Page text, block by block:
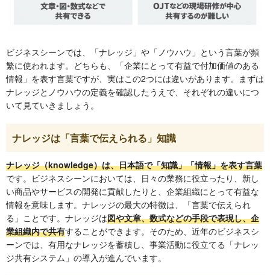
ビジネスシーンでは、「ナレッジ」や「ノウハウ」という言葉が頻
繁に使われます。どちらも、「企業にとって有益で付加価値のある
情報」を表す言葉ですが、実はこの2つには違いがあります。まずは
ナレッジとノウハウの定義を確認したうえで、それぞれの違いにつ
いて見ていきましょう。
ナレッジは「言葉で伝えられる」知識
ナレッジ（knowledge）は、日本語で「知識」「情報」を表す言葉
です。ビジネスシーンにおいては、日々の業務に役立ったり、新し
い商品やサービスの開発に貢献したりと、企業組織にとって有益な
情報を意味します。ナレッジの最大の特徴は、「言葉で伝えられ
る」ことです。ナレッジは図や文章、数式などの手段で表現し、企
業組織内で共有することができます。そのため、近年のビジネスシ
ーンでは、有用なナレッジを蓄積し、事業活動に役立てる「ナレッ
ジ共有システム」の導入が進んでいます。